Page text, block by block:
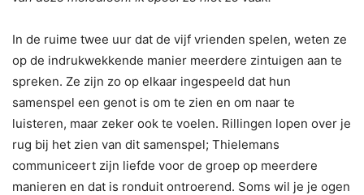
In de ruime twee uur dat de vijf vrienden spelen, weten ze
op de indrukwekkende manier meerdere zintuigen aan te
spreken. Ze zijn zo op elkaar ingespeeld dat hun
samenspel een genot is om te zien en om naar te
luisteren, maar zeker ook te voelen. Rillingen lopen over je
rug bij het zien van dit samenspel; Thielemans
communiceert zijn liefde voor de groep op meerdere
manieren en dat is ronduit ontroerend. Soms wil je je ogen